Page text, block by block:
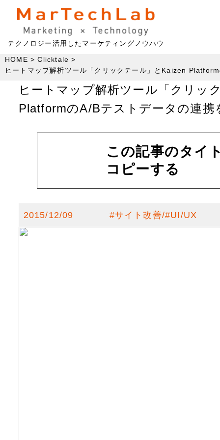
テクノロジー活用したマーケティングノウハウ
HOME
Clicktale
ヒートマップ解析ツール「クリックテール」とKaizen
ヒートマップ解析ツール「クリッ
PlatformのA/Bテストデータの連携
この記事のタイ
コピーする
2015/12/09 #サイト改善 #UI/UX